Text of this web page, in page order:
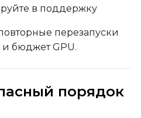
в поддержку
перезапуски
и бюджет GPU.
порядок